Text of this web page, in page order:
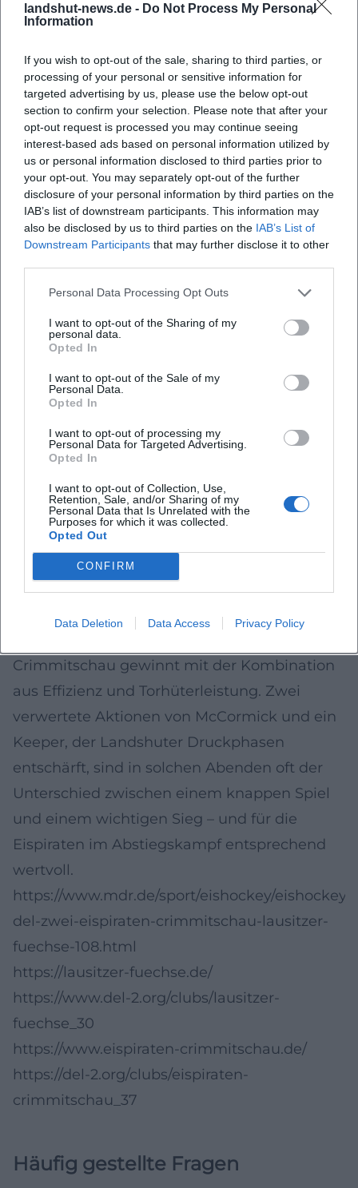
landshut-news.de - Do Not Process My Personal
Information
If you wish to opt-out of the sale, sharing to third parties, or
processing of your personal or sensitive information for
targeted advertising by us, please use the below opt-out
section to confirm your selection. Please note that after your
opt-out request is processed you may continue seeing
interest-based ads based on personal information utilized by
us or personal information disclosed to third parties prior to
your opt-out. You may separately opt-out of the further
disclosure of your personal information by third parties on the
IAB’s list of downstream participants. This information may
also be disclosed by us to third parties on the IAB’s List of
Downstream Participants that may further disclose it to other
Personal Data Processing Opt Outs
I want to opt-out of the Sharing of my
personal data.
Opted In
I want to opt-out of the Sale of my
Personal Data.
Opted In
I want to opt-out of processing my
Personal Data for Targeted Advertising.
Opted In
I want to opt-out of Collection, Use,
Retention, Sale, and/or Sharing of my
Personal Data that Is Unrelated with the
Purposes for which it was collected.
Opted Out
CONFIRM
Data Deletion Data Access Privacy Policy
Spiel mit wenigen klaren Vorteilen umso
mehr Gewicht bekommt. Landshut antwortet
mit viel Aufwand und erarbeitet sich mehrere
gute Gelegenheiten, scheitert jedoch immer
wieder am starken Kevin Reich, der den
Vorsprung in einer druckvollen Phase festhält.
Im zweiten Drittel setzt Crimmitschau den
nächsten Nadelstich: McCormick trifft in der
37. Minute mit einem wuchtigen Schuss zum
2:0. Im Schlussabschnitt verlagern die
über die Zeit – auch weil Reich weiterhin
Sicherheit ausstrahlt, wenn Landshut noch
einmal anläuft.
Zwei Heimspiele, zwei unterschiedliche
Lehren
Beide Spiele zeigen, wie sehr in der DEL2
Nuancen entscheiden. In Weißwasser ist es
weniger die Anzahl der Situationen als deren
Ausbeute: Die Füchse erspielen sich Chancen,
finden aber keinen Weg vorbei an der
eigenen fehlenden Präzision und einem
Gegner, der seine Möglichkeiten konsequent
Crimmitschau gewinnt mit der Kombination
aus Effizienz und Torhüterleistung. Zwei
verwertete Aktionen von McCormick und ein
Keeper, der Landshuter Druckphasen
entschärft, sind in solchen Abenden oft der
Unterschied zwischen einem knappen Spiel
und einem wichtigen Sieg – und für die
Eispiraten im Abstiegskampf entsprechend
wertvoll.
https://www.mdr.de/sport/eishockey/eishockey-
del-zwei-eispiraten-crimmitschau-lausitzer-
fuechse-108.html
https://lausitzer-fuechse.de/
https://www.del-2.org/clubs/lausitzer-
fuechse_30
https://www.eispiraten-crimmitschau.de/
https://del-2.org/clubs/eispiraten-
crimmitschau_37
Häufig gestellte Fragen